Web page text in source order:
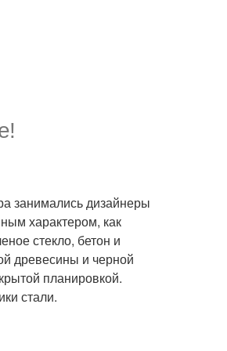
занимались дизайнеры
характером, как
стекло, бетон и
древесины и черной
планировкой.
стали.